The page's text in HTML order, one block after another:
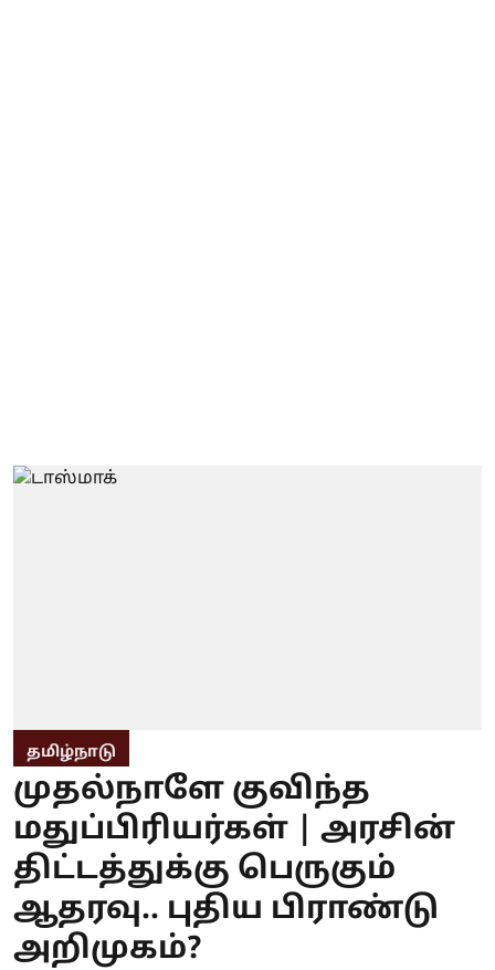
தமிழ்நாடு
முதல்நாளே குவிந்த
மதுப்பிரியர்கள் | அரசின்
திட்டத்துக்கு பெருகும்
ஆதரவு.. புதிய பிராண்டு
அறிமுகம்?